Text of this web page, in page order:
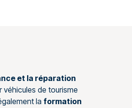
et la réparation
véhicules de tourisme
la formation